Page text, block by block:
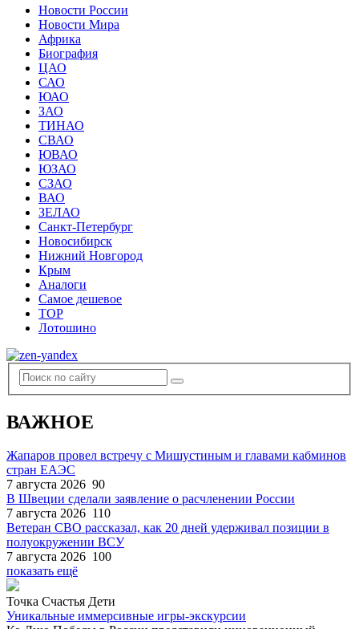
Новости России
Новости Мира
Африка
Биография
ЦАО
САО
ЮАО
ЗАО
ТИНАО
СВАО
ЮВАО
ЮЗАО
СЗАО
ВАО
ЗЕЛАО
Санкт-Петербург
Новосибирск
Нижний Новгород
Крым
Аналоги
Самое дешевое
TOP
Лотошино
ВАЖНОЕ
Жапаров провел встречу с Мишустиным и главами кабминов
стран ЕАЭС
7 августа 2026 90
В Швеции сделали заявление о расчленении России
7 августа 2026 110
Ветеран СВО рассказал, как 20 дней удерживал позиции в
полуокружении ВСУ
7 августа 2026 100
показать ещё
Точка Счастья Дети
Уникальные иммерсивные игры-экскурсии